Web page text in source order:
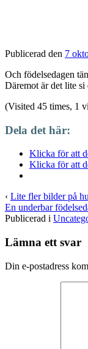
Publicerad den 7
Och födelsedagen
Däremot är det lite
(Visited 45 times, 1
Dela det här:
Klicka för att
Klicka för att
‹ Lite fler bilder på
En underbar
Publicerad i
Lämna ett svar
Din e-postadress